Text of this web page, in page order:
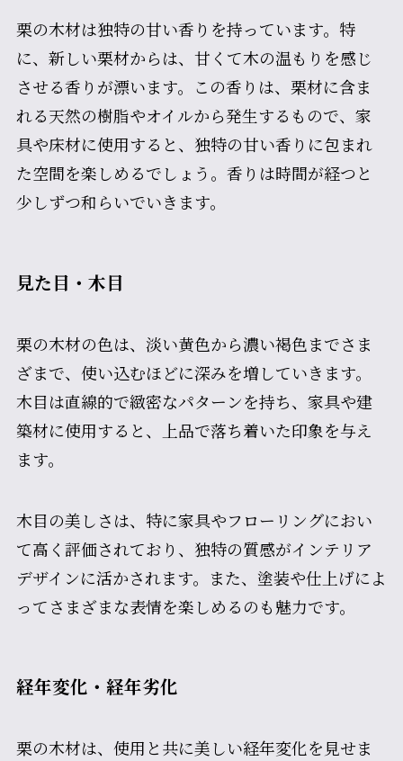
栗の木材は独特の甘い香りを持っています。特
に、新しい栗材からは、甘くて木の温もりを感じ
させる香りが漂います。この香りは、栗材に含ま
れる天然の樹脂やオイルから発生するもので、家
具や床材に使用すると、独特の甘い香りに包まれ
た空間を楽しめるでしょう。香りは時間が経つと
少しずつ和らいでいきます。
見た目・木目
栗の木材の色は、淡い黄色から濃い褐色までさま
ざまで、使い込むほどに深みを増していきます。
木目は直線的で緻密なパターンを持ち、家具や建
築材に使用すると、上品で落ち着いた印象を与え
ます。
木目の美しさは、特に家具やフローリングにおい
て高く評価されており、独特の質感がインテリア
デザインに活かされます。また、塗装や仕上げによ
ってさまざまな表情を楽しめるのも魅力です。
経年変化・経年劣化
栗の木材は、使用と共に美しい経年変化を見せま